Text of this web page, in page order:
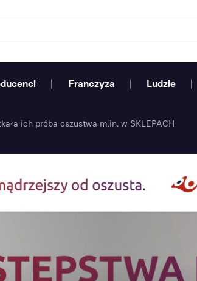
Franczyza Ludzie
ich próba oszustwa m.in. w SKLEPACH